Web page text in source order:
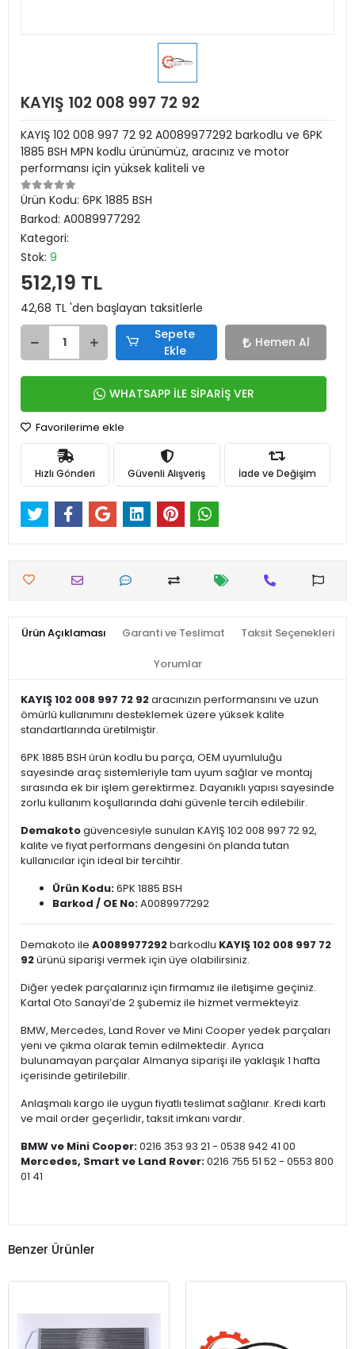
KAYIŞ 102 008 997 72 92
KAYIŞ 102 008 997 72 92 A0089977292 barkodlu ve 6PK
1885 BSH MPN kodlu ürünümüz, aracınız ve motor
performansı için yüksek kaliteli ve
Ürün Kodu: 6PK 1885 BSH
Barkod: A0089977292
Kategori:
Stok: 9
512,19 TL
42,68 TL 'den başlayan taksitlerle
Sepete
Ekle
Hemen Al
WHATSAPP İLE SİPARİŞ VER
Favorilerime ekle
Hızlı Gönderi Güvenli Alışveriş İade ve Değişim
Ürün Açıklaması Garanti ve Teslimat Taksit Seçenekleri
Yorumlar
KAYIŞ 102 008 997 72 92aracınızın performansını ve uzun
ömürlü kullanımını desteklemek üzere yüksek kalite
standartlarında üretilmiştir.
6PK 1885 BSH ürün kodlu bu parça, OEM uyumluluğu
sayesinde araç sistemleriyle tam uyum sağlar ve montaj
sırasında ek bir işlem gerektirmez. Dayanıklı yapısı sayesinde
zorlu kullanım koşullarında dahi güvenle tercih edilebilir.
Demakotogüvencesiyle sunulan KAYIŞ 102 008 997 72 92,
kalite ve fiyat performans dengesini ön planda tutan
kullanıcılar için ideal bir tercihtir.
Ürün Kodu:6PK 1885 BSH
Barkod / OE No:A0089977292
Demakoto ile A0089977292barkodlu KAYIŞ 102 008 997 72
92ürünü siparişi vermek için üye olabilirsiniz.
Diğer yedek parçalarınız için firmamız ile iletişime geçiniz.
Kartal Oto Sanayi’de 2 şubemiz ile hizmet vermekteyiz.
BMW, Mercedes, Land Rover ve Mini Cooper yedek parçaları
yeni ve çıkma olarak temin edilmektedir. Ayrıca
bulunamayan parçalar Almanya siparişi ile yaklaşık 1 hafta
içerisinde getirilebilir.
Anlaşmalı kargo ile uygun fiyatlı teslimat sağlanır. Kredi kartı
ve mail order geçerlidir, taksit imkanı vardır.
BMW ve Mini Cooper:0216 353 93 21 - 0538 942 41 00
Mercedes, Smart ve Land Rover:0216 755 51 52 - 0553 800
01 41
Benzer Ürünler